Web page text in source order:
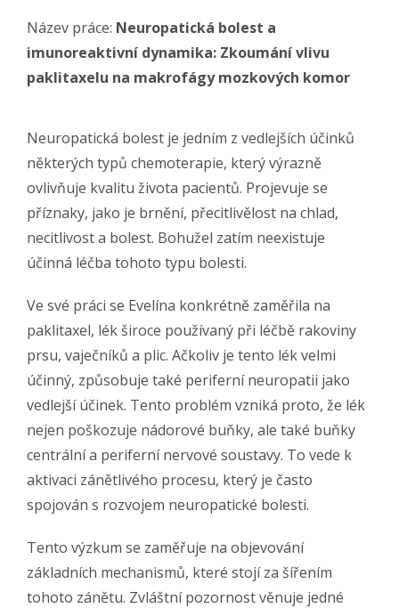
Název práce: Neuropatická bolest a
imunoreaktivní dynamika: Zkoumání vlivu
paklitaxelu na makrofágy mozkových komor
Neuropatická bolest je jedním z vedlejších účinků
některých typů chemoterapie, který výrazně
ovlivňuje kvalitu života pacientů. Projevuje se
příznaky, jako je brnění, přecitlivělost na chlad,
necitlivost a bolest. Bohužel zatím neexistuje
účinná léčba tohoto typu bolesti.
Ve své práci se Evelína konkrétně zaměřila na
paklitaxel, lék široce používaný při léčbě rakoviny
prsu, vaječníků a plic. Ačkoliv je tento lék velmi
účinný, způsobuje také periferní neuropatii jako
vedlejší účinek. Tento problém vzniká proto, že lék
nejen poškozuje nádorové buňky, ale také buňky
centrální a periferní nervové soustavy. To vede k
aktivaci zánětlivého procesu, který je často
spojován s rozvojem neuropatické bolesti.
Tento výzkum se zaměřuje na objevování
základních mechanismů, které stojí za šířením
tohoto zánětu. Zvláštní pozornost věnuje jedné